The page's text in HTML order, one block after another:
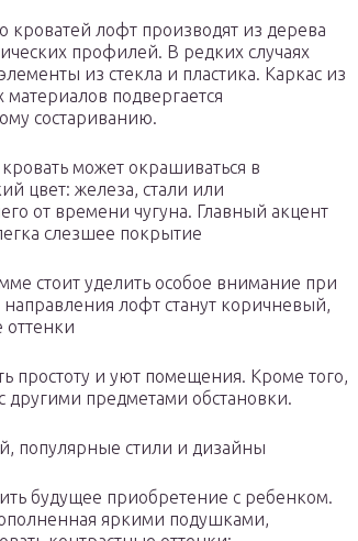
кроватей лофт производят из дерева
профилей. В редких случаях
из стекла и пластика. Каркас из
материалов подвергается
состариванию.
может окрашиваться в
цвет: железа, стали или
от времени чугуна. Главный акцент
слезшее покрытие
стоит уделить особое внимание при
лофт станут коричневый,
простоту и уют помещения. Кроме того,
предметами обстановки.
популярные стили и дизайны
будущее приобретение с ребенком.
яркими подушками,